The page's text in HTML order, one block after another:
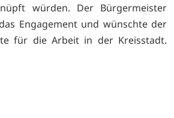
würden. Der Bürgermeister
Engagement und wünschte der
für die Arbeit in der Kreisstadt.